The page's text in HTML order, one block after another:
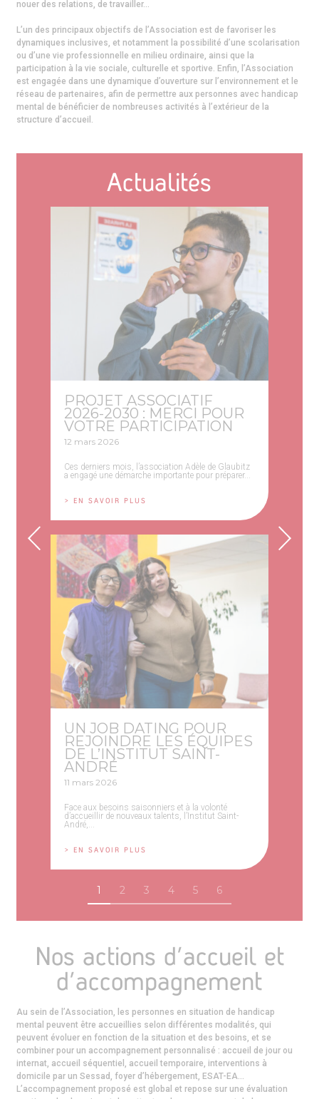
nouer des relations, de travailler…
L’un des principaux objectifs de l’Association est de favoriser les
dynamiques inclusives, et notamment la possibilité d’une scolarisation
ou d’une vie professionnelle en milieu ordinaire, ainsi que la
participation à la vie sociale, culturelle et sportive. Enfin, l’Association
est engagée dans une dynamique d’ouverture sur l’environnement et le
réseau de partenaires, afin de permettre aux personnes avec handicap
mental de bénéficier de nombreuses activités à l’extérieur de la
structure d’accueil.
Actualités
PROJET ASSOCIATIF
2026-2030 : MERCI POUR
VOTRE PARTICIPATION
12 mars 2026
Ces derniers mois, l’association Adèle de Glaubitz
a engagé une démarche importante pour préparer...
> EN SAVOIR PLUS
UN JOB DATING POUR
REJOINDRE LES ÉQUIPES
DE L’INSTITUT SAINT-
ANDRÉ
11 mars 2026
Face aux besoins saisonniers et à la volonté
d’accueillir de nouveaux talents, l’Institut Saint-
André,...
> EN SAVOIR PLUS
1 2 3 4 5 6
Nos actions d’accueil et
d’accompagnement
Au sein de l’Association, les personnes en situation de handicap
mental peuvent être accueillies selon différentes modalités, qui
peuvent évoluer en fonction de la situation et des besoins, et se
combiner pour un accompagnement personnalisé : accueil de jour ou
internat, accueil séquentiel, accueil temporaire, interventions à
domicile par un Sessad, foyer d’hébergement, ESAT-EA…
L’accompagnement proposé est global et repose sur une évaluation